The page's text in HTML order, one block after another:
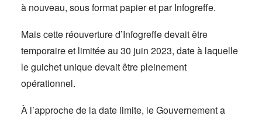
à nouveau, sous format papier et par Infogreffe.
Mais cette réouverture d’Infogreffe devait être
temporaire et limitée au 30 juin 2023, date à laquelle
le guichet unique devait être pleinement
opérationnel.
À l’approche de la date limite, le Gouvernement a